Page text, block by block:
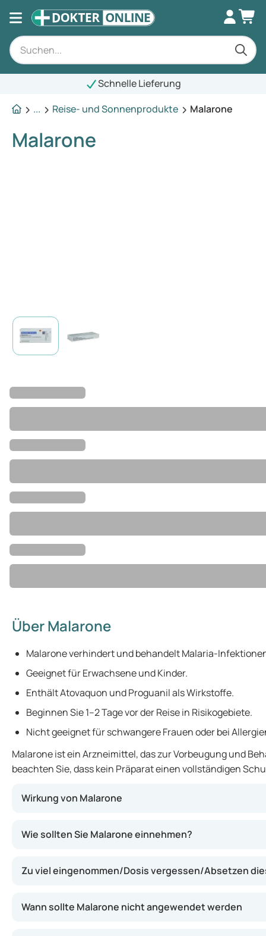
Schnelle Lieferung
...
Reise- und Sonnenprodukte Malarone
Malarone
Über Malarone
Malarone verhindert und behandelt Malaria-
Geeignet für Erwachsene und Kinder.
Enthält Atovaquon und Proguanil als Wirkstoffe.
Beginnen Sie 1–2 Tage vor der Reise in Risikogebiete.
Nicht geeignet für schwangere Frauen oder bei
Malarone ist ein Arzneimittel, das zur Vorbeugung und
beachten Sie, dass kein Präparat einen vollständigen
Wirkung von Malarone
Wie sollten Sie Malarone einnehmen?
Zu viel eingenommen/Dosis vergessen/Absetzen
Wann sollte Malarone nicht angewendet werden